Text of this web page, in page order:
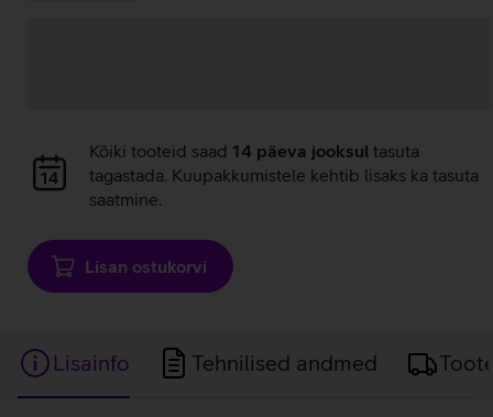
Andmete
laadimine
Kõiki tooteid saad 14 päeva jooksul tasuta
tagastada. Kuupakkumistele kehtib lisaks ka tasuta
saatmine.
Lisan ostukorvi
Lisainfo Tehnilised andmed